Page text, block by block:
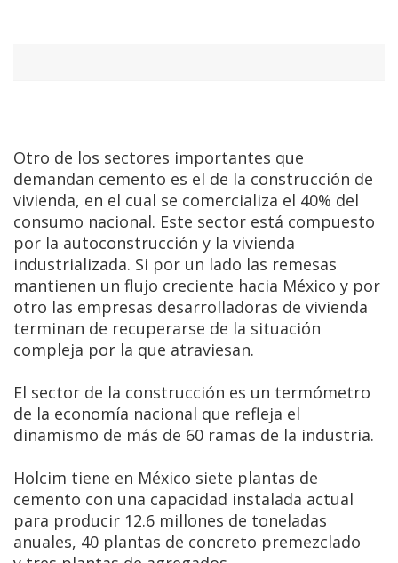
Otro de los sectores importantes que
demandan cemento es el de la construcción de
vivienda, en el cual se comercializa el 40% del
consumo nacional. Este sector está compuesto
por la autoconstrucción y la vivienda
industrializada. Si por un lado las remesas
mantienen un flujo creciente hacia México y por
otro las empresas desarrolladoras de vivienda
terminan de recuperarse de la situación
compleja por la que atraviesan.
El sector de la construcción es un termómetro
de la economía nacional que refleja el
dinamismo de más de 60 ramas de la industria.
Holcim tiene en México siete plantas de
cemento con una capacidad instalada actual
para producir 12.6 millones de toneladas
anuales, 40 plantas de concreto premezclado